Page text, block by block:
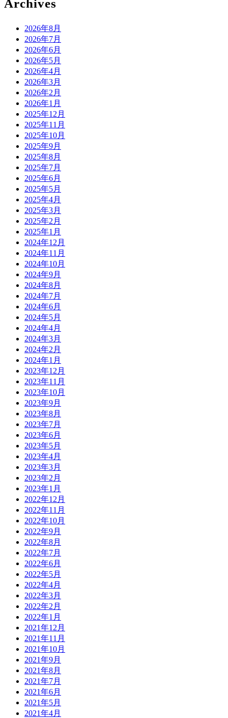
Archives
2026年8月
2026年7月
2026年6月
2026年5月
2026年4月
2026年3月
2026年2月
2026年1月
2025年12月
2025年11月
2025年10月
2025年9月
2025年8月
2025年7月
2025年6月
2025年5月
2025年4月
2025年3月
2025年2月
2025年1月
2024年12月
2024年11月
2024年10月
2024年9月
2024年8月
2024年7月
2024年6月
2024年5月
2024年4月
2024年3月
2024年2月
2024年1月
2023年12月
2023年11月
2023年10月
2023年9月
2023年8月
2023年7月
2023年6月
2023年5月
2023年4月
2023年3月
2023年2月
2023年1月
2022年12月
2022年11月
2022年10月
2022年9月
2022年8月
2022年7月
2022年6月
2022年5月
2022年4月
2022年3月
2022年2月
2022年1月
2021年12月
2021年11月
2021年10月
2021年9月
2021年8月
2021年7月
2021年6月
2021年5月
2021年4月